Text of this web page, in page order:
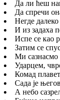
Да ли ћеш
Да спречи
Негде
И из задаха
Испе се као
Затим се
Ми сазнасмо
Ударцем,
Комад
Сада је
А небо